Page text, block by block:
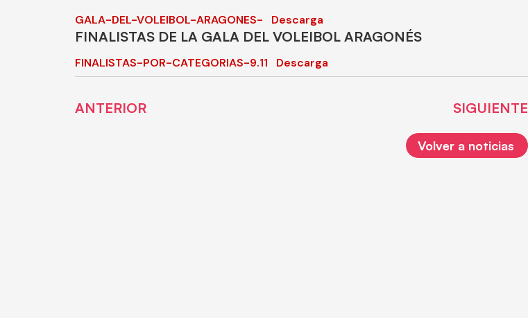
GALA-DEL-VOLEIBOL-ARAGONES- Descarga
FINALISTAS DE LA GALA DEL VOLEIBOL ARAGONÉS
FINALISTAS-POR-CATEGORIAS-9.11 Descarga
ANTERIOR SIGUIENTE
Volver a noticias